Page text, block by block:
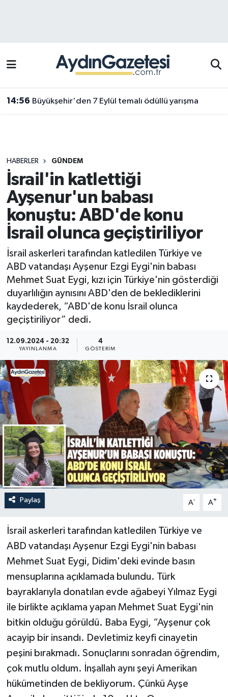
14:56 Büyükşehir'den 7 Eylül temalı ödüllü yarışma
HABERLER GÜNDEM
İsrail'in katlettiği
Ayşenur'un babası
konuştu: ABD'de konu
İsrail olunca geçiştiriliyor
İsrail askerleri tarafından katledilen Türkiye ve
ABD vatandaşı Ayşenur Ezgi Eygi'nin babası
Mehmet Suat Eygi, kızı için Türkiye'nin gösterdiği
duyarlılığın aynısını ABD'den de beklediklerini
kaydederek, “ABD'de konu İsrail olunca
geçiştiriliyor” dedi.
12.09.2024 - 20:32
YAYINLANMA
4
GÖSTERIM
Paylaş A- A+
İsrail askerleri tarafından katledilen Türkiye ve
ABD vatandaşı Ayşenur Ezgi Eygi'nin babası
Mehmet Suat Eygi, Didim'deki evinde basın
mensuplarına açıklamada bulundu. Türk
bayraklarıyla donatılan evde ağabeyi Yılmaz Eygi
ile birlikte açıklama yapan Mehmet Suat Eygi'nin
bitkin olduğu görüldü. Baba Eygi, “Ayşenur çok
acayip bir insandı. Devletimiz keyfi cinayetin
peşini bırakmadı. Sonuçlarını sonradan öğrendim,
çok mutlu oldum. İnşallah aynı şeyi Amerikan
hükümetinden de bekliyorum. Çünkü Ayşe
Efeler Trafik Yoğunluk Haritası
Süper Lig Puan Durumu ve Fikstür